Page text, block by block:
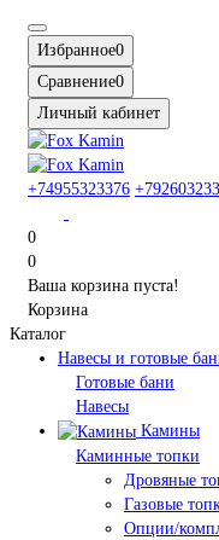
Избранное0
Сравнение0
Личный кабинет
+74955323376
0
0
Ваша корзина пуста!
Корзина
Каталог
Навесы и готовые
Готовые бани
Навесы
Камины
Каминные топки
Дровяные
Газовые
Опции/